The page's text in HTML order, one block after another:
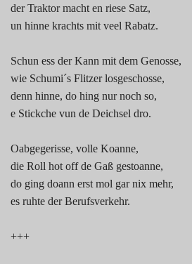
der Traktor macht en riese Satz,
un hinne krachts mit veel Rabatz.
Schun ess der Kann mit dem Genosse,
wie Schumi´s Flitzer losgeschosse,
denn hinne, do hing nur noch so,
e Stickche vun de Deichsel dro.
Oabgegerisse, volle Koanne,
die Roll hot off de Gaß gestoanne,
do ging doann erst mol gar nix mehr,
es ruhte der Berufsverkehr.
+++